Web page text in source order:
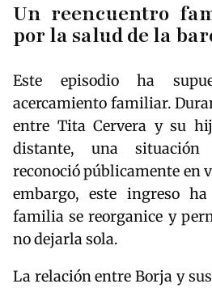
Un reencuentro
por la salud de la
Este episodio ha
acercamiento familiar.
entre Tita Cervera y su
distante, una
reconoció públicamente en
embargo, este ingreso
familia se reorganice y
no dejarla sola.
La relación entre Borja y